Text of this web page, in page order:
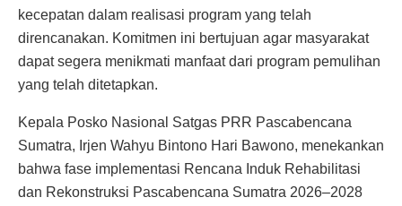
kecepatan dalam realisasi program yang telah
direncanakan. Komitmen ini bertujuan agar masyarakat
dapat segera menikmati manfaat dari program pemulihan
yang telah ditetapkan.
Kepala Posko Nasional Satgas PRR Pascabencana
Sumatra, Irjen Wahyu Bintono Hari Bawono, menekankan
bahwa fase implementasi Rencana Induk Rehabilitasi
dan Rekonstruksi Pascabencana Sumatra 2026–2028